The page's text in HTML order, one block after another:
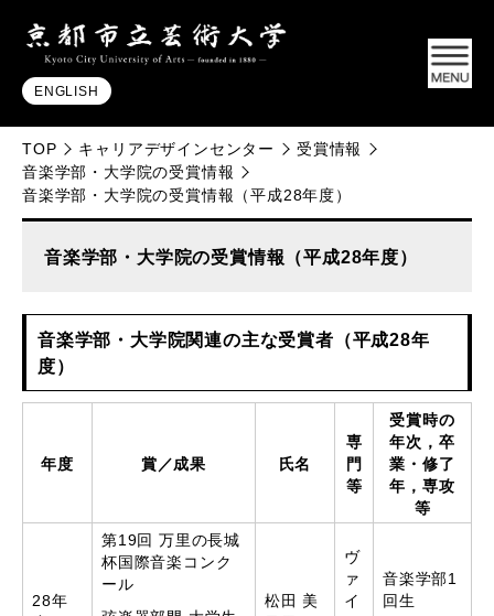
ENGLISH
TOP キャリアデザインセンター
受賞情報
音楽学部・大学院の受賞情報
音楽学部・大学院の受賞情報（平成28年度）
音楽学部・大学院の受賞情報（平成28年度）
音楽学部・大学院関連の主な受賞者（平成28年
度）
年度 賞／成果 氏名
専
門
等
受賞時の
年次，卒
業・修了
年，専攻
等
28年
第19回 万里の長城
杯国際音楽コンク
ール
松田 美
ヴ
ァ
イ
音楽学部1
回生